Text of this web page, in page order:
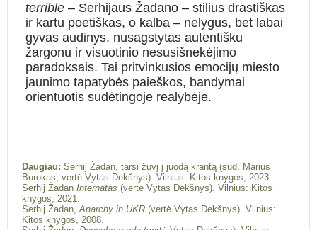
terrible – Serhijaus Žadano –stilius drastiškas
ir kartu poetiškas, o kalba – nelygus, bet labai
gyvas audinys, nusagstytas autentišku
žargonu ir visuotinio nesusišnekėjimo
paradoksais. Tai pritvinkusios emocijų miesto
jaunimo tapatybės paieškos, bandymai
orientuotis sudėtingoje realybėje.
Daugiau: Serhij Žadan, tarsi žuvį į juodą krantą (sud. Marius
Burokas, vertė Vytas Dekšnys). Vilnius: Kitos knygos, 2023.
Serhij Žadan Internatas (vertė Vytas Dekšnys). Vilnius: Kitos
knygos, 2021.
Serhij Žadan,Anarchy in UKR (vertė Vytas Dekšnys). Vilnius:
Kitos knygos, 2008.